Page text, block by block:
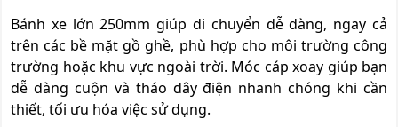
Bánh xe lớn 250mm giúp di chuyển dễ dàng, ngay cả
trên các bề mặt gồ ghề, phù hợp cho môi trường công
trường hoặc khu vực ngoài trời. Móc cáp xoay giúp bạn
dễ dàng cuộn và tháo dây điện nhanh chóng khi cần
thiết, tối ưu hóa việc sử dụng.